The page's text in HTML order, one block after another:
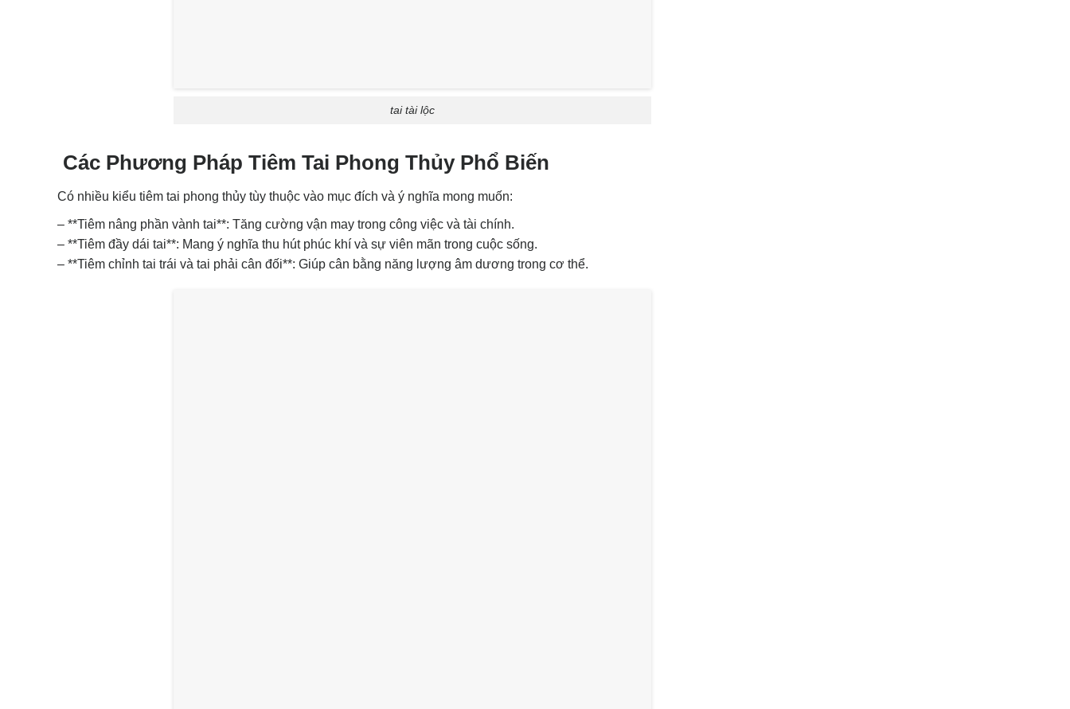
tai tài lộc
Các Phương Pháp Tiêm Tai Phong Thủy Phổ Biến
Có nhiều kiểu tiêm tai phong thủy tùy thuộc vào mục đích và ý nghĩa mong muốn:
– **Tiêm nâng phần vành tai**: Tăng cường vận may trong công việc và tài chính.
– **Tiêm đầy dái tai**: Mang ý nghĩa thu hút phúc khí và sự viên mãn trong cuộc sống.
– **Tiêm chỉnh tai trái và tai phải cân đối**: Giúp cân bằng năng lượng âm dương trong cơ thể.